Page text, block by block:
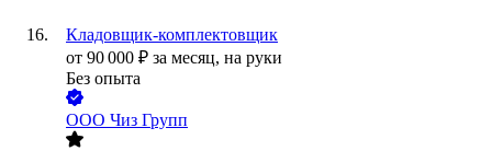
Кладовщик-комплектовщик
от 90 000 ₽ за месяц, на руки
Без опыта
ООО Чиз Групп